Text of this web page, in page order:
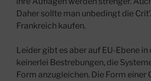
Daher sollte man unbedingt die
Frankreich kaufen.
Leider gibt es aber auf EU-Ebene
keinerlei Bestrebungen, die
Form anzugleichen. Die Form einer